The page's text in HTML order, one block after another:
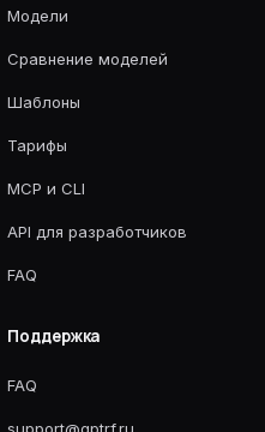
Модели
Сравнение моделей
Шаблоны
Тарифы
MCP и CLI
API для разработчиков
FAQ
Поддержка
FAQ